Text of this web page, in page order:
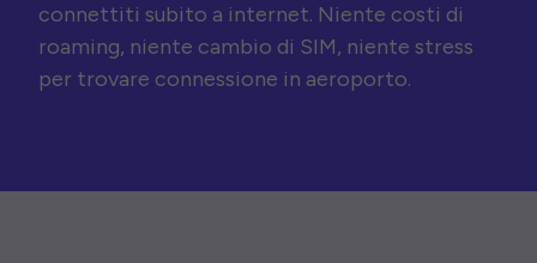
connettiti subito a internet. Niente costi di
roaming, niente cambio di SIM, niente stress
per trovare connessione in aeroporto.